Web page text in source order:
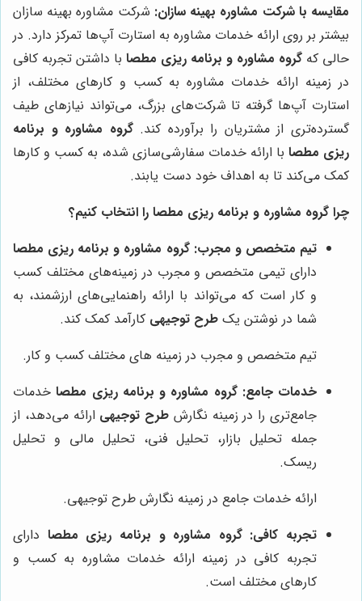
مقایسه با شرکت مشاوره بهینه سازان: شرکت مشاوره بهینه سازان
بیشتر بر روی ارائه خدمات مشاوره به استارت آپ‌ها تمرکز دارد. در
حالی که گروه مشاوره و برنامه ریزی مطصا با داشتن تجربه کافی
در زمینه ارائه خدمات مشاوره به کسب و کارهای مختلف، از
استارت آپ‌ها گرفته تا شرکت‌های بزرگ، می‌تواند نیازهای طیف
گسترده‌تری از مشتریان را برآورده کند.گروه مشاوره و برنامه
ریزی مطصا با ارائه خدمات سفارشی‌سازی شده، به کسب و کارها
کمک می‌کند تا به اهداف خود دست یابند.
چرا گروه مشاوره و برنامه ریزی مطصا را انتخاب کنیم؟
تیم متخصص و مجرب: گروه مشاوره و برنامه ریزی مطصا
دارای تیمی متخصص و مجرب در زمینه‌های مختلف کسب
و کار است که می‌تواند با ارائه راهنمایی‌های ارزشمند، به
شما در نوشتن یک طرح توجیهی کارآمد کمک کند.
تیم متخصص و مجرب در زمینه های مختلف کسب و کار.
خدمات جامع: گروه مشاوره و برنامه ریزی مطصاخدمات
جامع‌تری را در زمینه نگارش طرح توجیهی ارائه می‌دهد، از
جمله تحلیل بازار، تحلیل فنی، تحلیل مالی و تحلیل
ریسک.
ارائه خدمات جامع در زمینه نگارش طرح توجیهی.
تجربه کافی: گروه مشاوره و برنامه ریزی مطصا دارای
تجربه کافی در زمینه ارائه خدمات مشاوره به کسب و
کارهای مختلف است.